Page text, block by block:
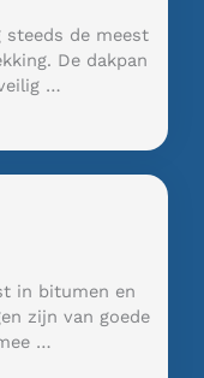
steeds de meest
De dakpan
…
in bitumen en
zijn van goede
…